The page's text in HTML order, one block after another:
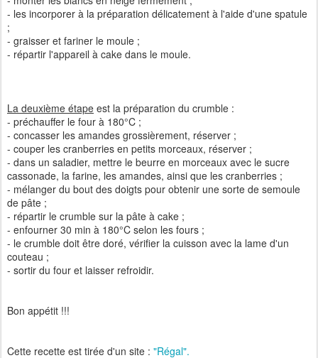
- les incorporer à la préparation délicatement à l'aide d'une spatule
;
- graisser et fariner le moule ;
- répartir l'appareil à cake dans le moule.
La deuxième étape est la préparation du crumble :
- préchauffer le four à 180°C ;
- concasser les amandes grossièrement, réserver ;
- couper les cranberries en petits morceaux, réserver ;
- dans un saladier, mettre le beurre en morceaux avec le sucre
cassonade, la farine, les amandes, ainsi que les cranberries ;
- mélanger du bout des doigts pour obtenir une sorte de semoule
de pâte ;
- répartir le crumble sur la pâte à cake ;
- enfourner 30 min à 180°C selon les fours ;
- le crumble doit être doré, vérifier la cuisson avec la lame d'un
couteau ;
- sortir du four et laisser refroidir.
Bon appétit !!!
Cette recette est tirée d'un site : "Régal".